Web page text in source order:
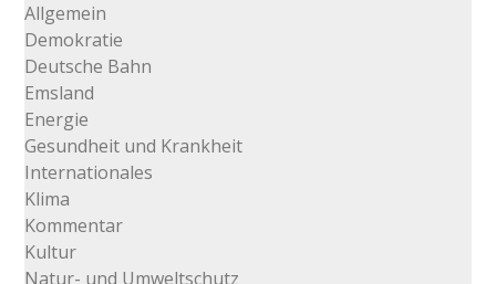
Allgemein
Demokratie
Deutsche Bahn
Emsland
Energie
Gesundheit und Krankheit
Internationales
Klima
Kommentar
Kultur
Natur- und Umweltschutz